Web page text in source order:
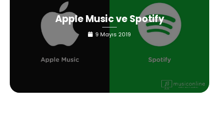
Apple Music ve Spotify
9 Mayıs 2019